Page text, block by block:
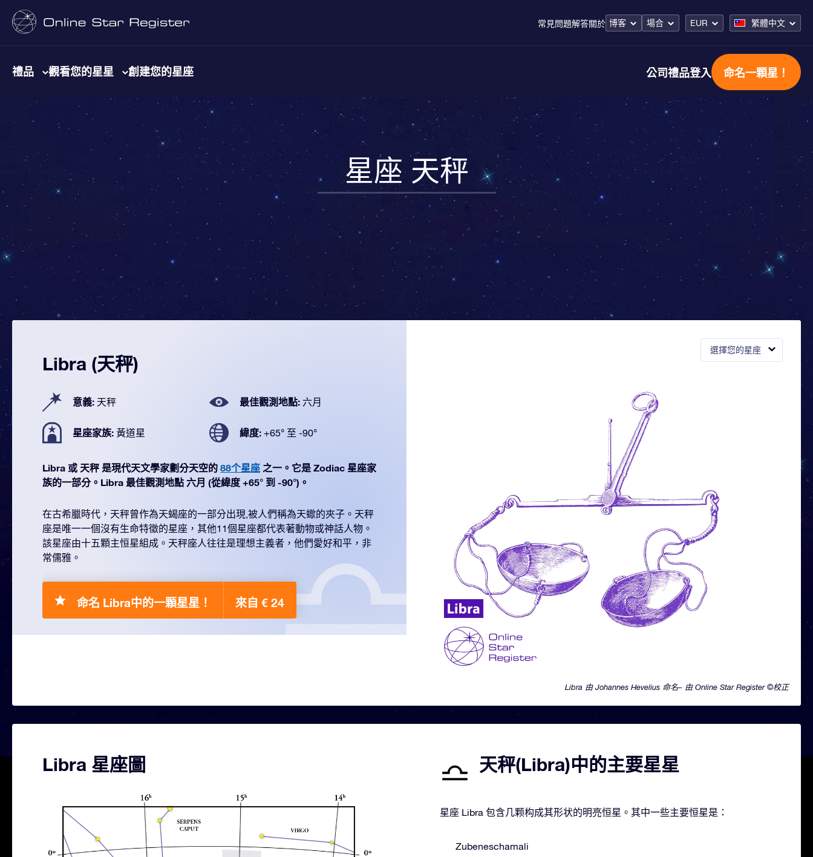
常見問題解答關於 博客 場合 EUR 繁體中文
禮品 觀看您的星星 創建您的星座 公司禮品登入 命名一顆星！
星座 天秤
選擇您的星座
Libra 由 Johannes Hevelius 命名– 由 Online Star Register ©校正
Libra (天秤)
意義: 天秤 最佳觀測地點: 六月
星座家族: 黃道星 緯度: +65° 至 -90°
Libra 或 天秤 是現代天文學家劃分天空的 88个星座 之一。它是 Zodiac 星座家
族的一部分。Libra 最佳觀測地點 六月 (從緯度 +65° 到 -90°)。
在古希臘時代，天秤曾作為天蝎座的一部分出現,被人們稱為天蠍的夾子。天秤
座是唯一一個沒有生命特徵的星座，其他11個星座都代表著動物或神話人物。
該星座由十五顆主恒星組成。天秤座人往往是理想主義者，他們愛好和平，非
常儒雅。
命名 Libra中的一顆星星！ 來自 € 24
Libra 星座圖 天秤(Libra)中的主要星星
星座 Libra 包含几颗构成其形状的明亮恒星。其中一些主要恒星是：
Zubeneschamali